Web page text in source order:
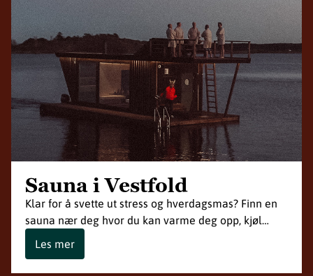
Sauna i Vestfold
Klar for å svette ut stress og hverdagsmas? Finn en
sauna nær deg hvor du kan varme deg opp, kjøl…
Les mer